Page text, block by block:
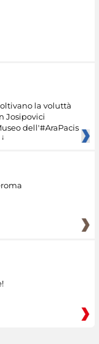
la voluttà
Josipovici
dell'#AraPacis
i